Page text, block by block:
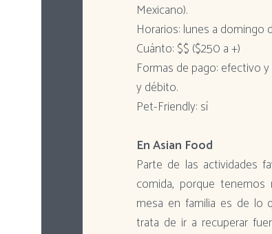
Mexicano).
Horarios: lunes a domingo
Cuánto: $$ ($250 a +)
Formas de pago: efectivo
y débito.
Pet-Friendly: sí
En Asian Food
Parte de las actividades
comida, porque
mesa en familia es de lo
trata de ir a recuperar